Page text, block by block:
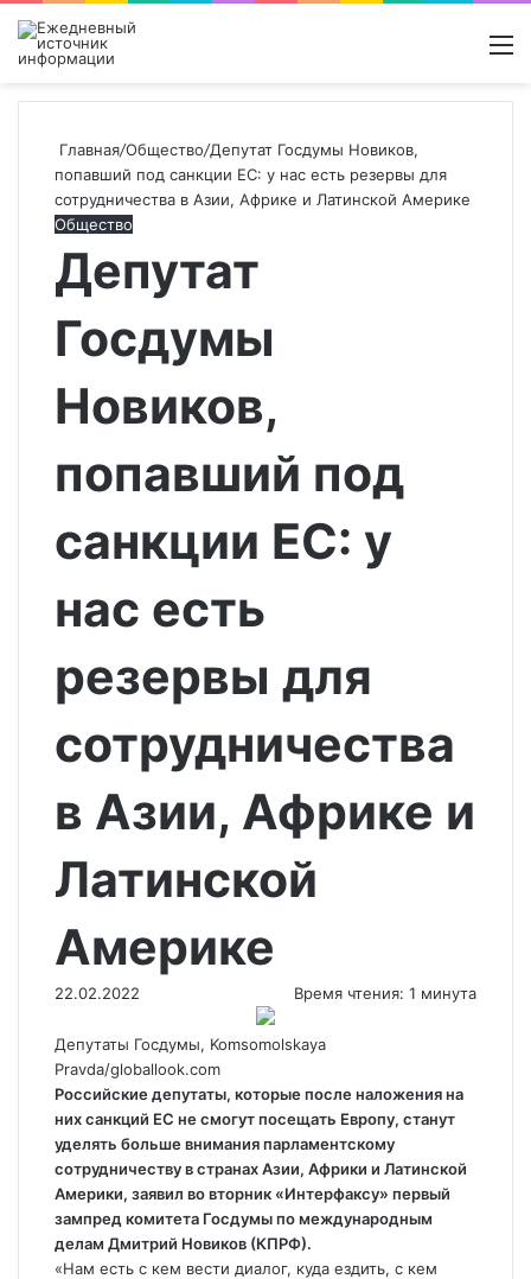
Поиск
Switch
Главная/Общество/Депутат Госдумы Новиков,
попавший под санкции ЕС: у нас есть резервы для
сотрудничества в Азии, Африке и Латинской Америке
Общество
Депутат
Госдумы
Новиков,
попавший под
санкции ЕС: у
нас есть
резервы для
сотрудничества
в Азии, Африке и
Латинской
Америке
22.02.2022 Время чтения: 1 минута
Депутаты Госдумы, Komsomolskaya
Pravda/globallook.com
Российские депутаты, которые после наложения на
них санкций ЕС не смогут посещать Европу, станут
уделять больше внимания парламентскому
сотрудничеству в странах Азии, Африки и Латинской
Америки, заявил во вторник «Интерфаксу» первый
зампред комитета Госдумы по международным
делам Дмитрий Новиков (КПРФ).
«Нам есть с кем вести диалог, куда ездить, с кем